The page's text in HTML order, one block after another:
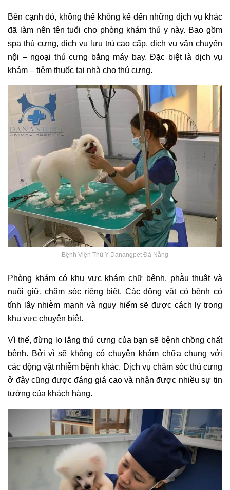
Bên cạnh đó, không thể không kể đến những dịch vụ khác
đã làm nên tên tuổi cho phòng khám thú y này. Bao gồm
spa thú cưng, dịch vụ lưu trú cao cấp, dịch vụ vận chuyển
nội – ngoại thú cưng bằng máy bay. Đặc biệt là dịch vụ
khám – tiêm thuốc tại nhà cho thú cưng.
Bệnh Viện Thú Y Danangpet Đà Nẵng
Phòng khám có khu vực khám chữ bệnh, phẫu thuật và
nuôi giữ, chăm sóc riêng biệt. Các động vật có bệnh có
tính lây nhiễm mạnh và nguy hiểm sẽ được cách ly trong
khu vực chuyên biệt.
Vì thế, đừng lo lắng thú cưng của bạn sẽ bệnh chồng chất
bệnh. Bởi vì sẽ không có chuyện khám chữa chung với
các động vật nhiễm bệnh khác. Dịch vụ chăm sóc thú cưng
ở đây cũng được đáng giá cao và nhận được nhiều sự tin
tưởng của khách hàng.